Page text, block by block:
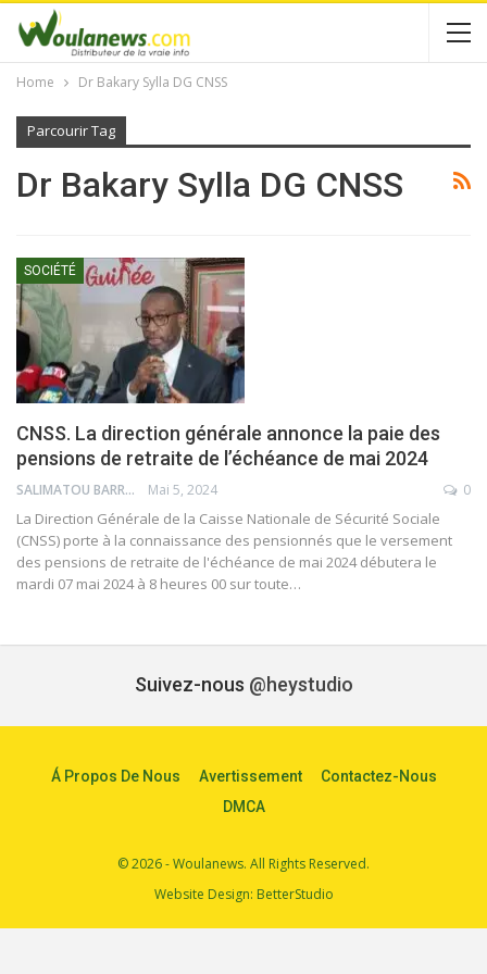
Home Dr Bakary Sylla DG CNSS
Parcourir Tag
Dr Bakary Sylla DG CNSS
SOCIÉTÉ
CNSS. La direction générale annonce la paie des
pensions de retraite de l’échéance de mai 2024
SALIMATOU BARRY Mai 5, 2024 0
La Direction Générale de la Caisse Nationale de Sécurité Sociale
(CNSS) porte à la connaissance des pensionnés que le versement
des pensions de retraite de l'échéance de mai 2024 débutera le
mardi 07 mai 2024 à 8 heures 00 sur toute…
Suivez-nous @heystudio
Á Propos De Nous Avertissement
Contactez-Nous
DMCA
© 2026 - Woulanews. All Rights Reserved.
Website Design: BetterStudio